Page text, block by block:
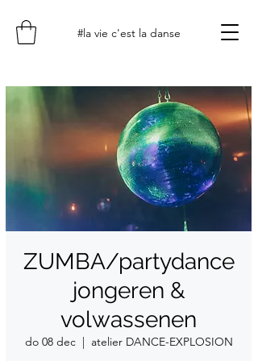
#la vie c'est la danse
ZUMBA/partydance
jongeren &
volwassenen
do 08 dec
  |
atelier DANCE-EXPLOSION